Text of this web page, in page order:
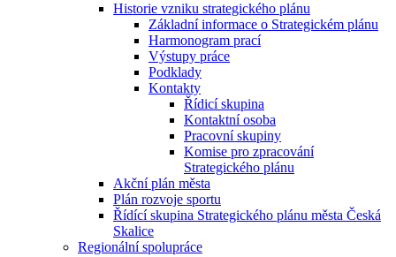
Historie vzniku strategického plánu
Základní informace o Strategickém plánu
Harmonogram prací
Výstupy práce
Podklady
Kontakty
Řídicí skupina
Kontaktní osoba
Pracovní skupiny
Komise pro zpracování
Strategického plánu
Akční plán města
Plán rozvoje sportu
Řídící skupina Strategického plánu města Česká
Skalice
Regionální spolupráce